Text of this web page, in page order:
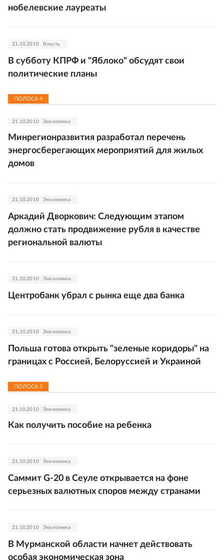
нобелевские лауреаты
21.10.2010 Власть
В субботу КПРФ и "Яблоко" обсудят свои
политические планы
ПОЛОСА 4
21.10.2010 Экономика
Минрегионразвития разработал перечень
энергосберегающих мероприятий для жилых
домов
21.10.2010 Экономика
Аркадий Дворкович: Следующим этапом
должно стать продвижение рубля в качестве
региональной валюты
21.10.2010 Экономика
Центробанк убрал с рынка еще два банка
21.10.2010 Экономика
Польша готова открыть "зеленые коридоры" на
границах с Россией, Белоруссией и Украиной
ПОЛОСА 5
21.10.2010 Экономика
Как получить пособие на ребенка
21.10.2010 Экономика
Саммит G-20 в Сеуле открывается на фоне
серьезных валютных споров между странами
21.10.2010 Экономика
В Мурманской области начнет действовать
особая экономическая зона